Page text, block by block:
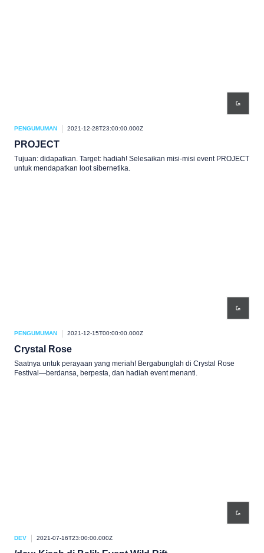
PENGUMUMAN 2021-12-28T23:00:00.000Z
PROJECT
Tujuan: didapatkan. Target: hadiah! Selesaikan misi-misi event PROJECT
untuk mendapatkan loot sibernetika.
PENGUMUMAN 2021-12-15T00:00:00.000Z
Crystal Rose
Saatnya untuk perayaan yang meriah! Bergabunglah di Crystal Rose
Festival—berdansa, berpesta, dan hadiah event menanti.
DEV 2021-07-16T23:00:00.000Z